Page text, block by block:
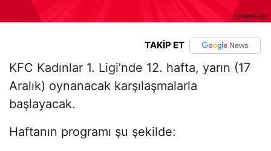
TAKİP ET
KFC Kadınlar 1. Ligi’nde 12. hafta, yarın (17
Aralık) oynanacak karşılaşmalarla
başlayacak.
Haftanın programı şu şekilde: